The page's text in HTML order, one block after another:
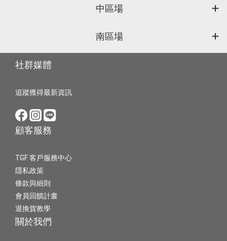
中區場
南區場
社群媒體
追蹤獲得最新資訊
顧客服務
TGF 客戶服務中心
隱私政策
條款與細則
會員回饋計畫
退換貨教學
關於我們